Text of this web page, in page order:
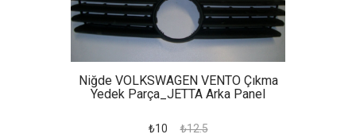
Niğde VOLKSWAGEN VENTO Çıkma
Yedek Parça_JETTA Arka Panel
₺10 ₺12.5